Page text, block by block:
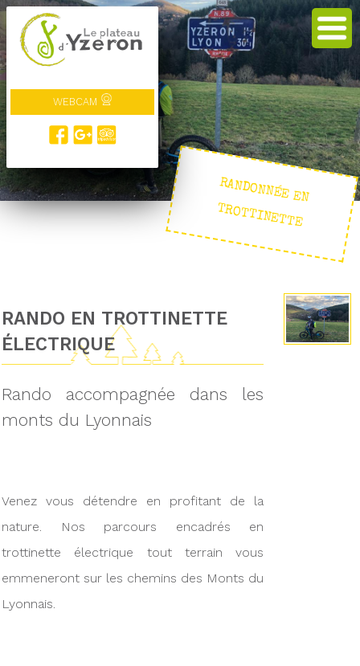
WEBCAM
RANDONNÉE EN
TROTTINETTE
RANDO EN TROTTINETTE
ÉLECTRIQUE
Rando accompagnée dans les
monts du Lyonnais
Venez vous détendre en profitant de la
nature. Nos parcours encadrés en
trottinette électrique tout terrain vous
emmeneront sur les chemins des Monts du
Lyonnais.